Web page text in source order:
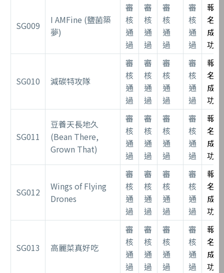
SG009
I AMFine (鹽菌築
夢)
審
核
通
過
審
核
通
過
審
核
通
過
審
核
通
過
報
名
成
功
SG010 減碳特攻隊
審
核
通
過
審
核
通
過
審
核
通
過
審
核
通
過
報
名
成
功
SG011
豆養天長地久
(Bean There,
Grown That)
審
核
通
過
審
核
通
過
審
核
通
過
審
核
通
過
報
名
成
功
SG012
Wings of Flying
Drones
審
核
通
過
審
核
通
過
審
核
通
過
審
核
通
過
報
名
成
功
SG013 高麗菜真好吃
審
核
通
過
審
核
通
過
審
核
通
過
審
核
通
過
報
名
成
功